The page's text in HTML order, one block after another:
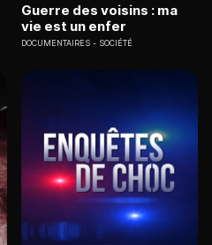
Guerre des voisins : ma
vie est un enfer
DOCUMENTAIRES SOCIÉTÉ